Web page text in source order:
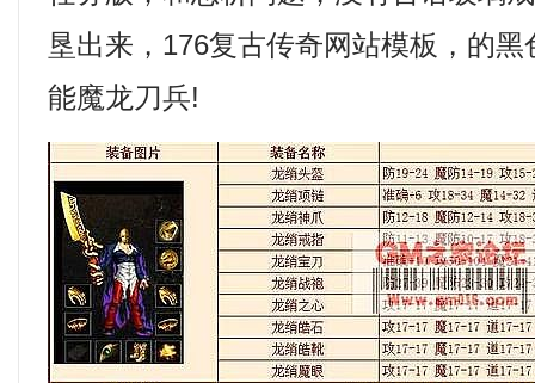
垦出来，176复古传奇网站模板，的
能魔龙刀兵!